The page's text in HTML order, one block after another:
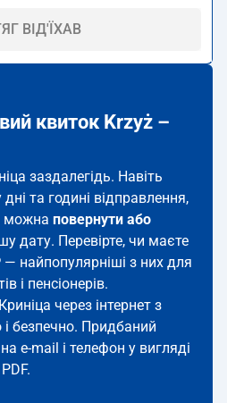
ВІД'ЇХАВ
квиток Krzyż –
заздалегідь. Навіть
та годині відправлення,
можна повернути або
дату. Перевірте, чи маєте
— найпопулярніші з них для
і пенсіонерів.
через інтернет з
і безпечно. Придбаний
e-mail і телефон у вигляді